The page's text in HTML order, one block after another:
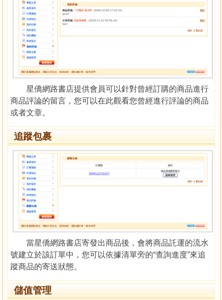
星僑網路書店提供會員可以針對曾經訂購的商品進行
商品評論的留言，您可以在此觀看您曾經進行評論的商品
或者文章。
追蹤包裹
當星僑網路書店寄發出商品後，會將商品託運的流水
號建立於該訂單中，您可以依據清單旁的“查詢進度”來追
蹤商品的寄送狀態。
儲值管理